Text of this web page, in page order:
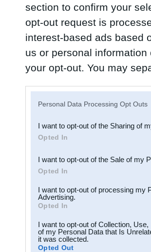
section to confirm your
opt-out request is
interest-based ads based
us or personal
your opt-out. You may
Downstream Participants
third parties.
Personal Data Processing Opt Outs
I want to opt-out of the Sharing of
Opted In
I want to opt-out of the Sale of my
Opted In
I want to opt-out of processing my
Advertising.
Opted In
I want to opt-out of Collection,
of my Personal Data that Is
it was collected.
Opted Out